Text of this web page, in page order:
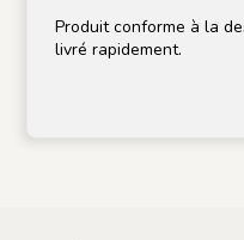
Produit conforme à la
livré rapidement.